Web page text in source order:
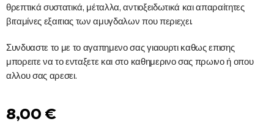
θρεπτικά συστατικά, μέταλλα, αντιοξειδωτικά και απαραίτητες
βιταμίνες εξαιτιας των αμυγδαλων που περιεχει.
Συνδυαστε το με το αγαπημενο σας γιαουρτι καθως επισης
μπορειτε να το ενταξετε και στο καθημερινο σας πρωινο ή οπου
αλλου σας αρεσει.
8,00 €